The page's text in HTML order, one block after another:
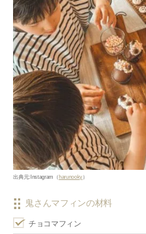
出典元:Instagram （ harunooky）
鬼さんマフィンの材料
チョコマフィン